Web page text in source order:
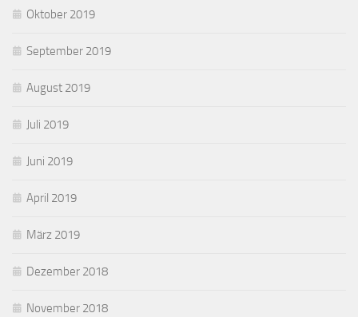
Oktober 2019
September 2019
August 2019
Juli 2019
Juni 2019
April 2019
März 2019
Dezember 2018
November 2018